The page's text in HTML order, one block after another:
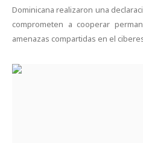
Dominicana realizaron una
comprometen a cooperar
amenazas compartidas en el